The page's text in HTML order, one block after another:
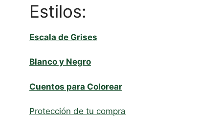
Estilos:
Escala de Grises
Blanco y Negro
Cuentos para Colorear
Protección de tu compra